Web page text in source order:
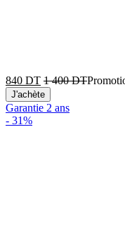
840 DT 1 400DT
J'achète
Garantie 2 ans
- 31%